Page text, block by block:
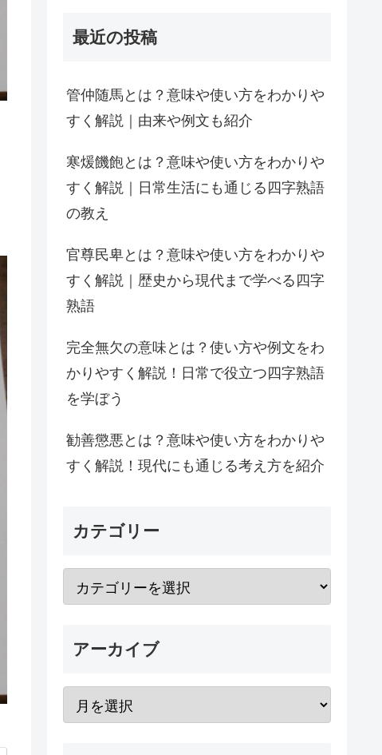
最近の投稿
管仲随馬とは？意味や使い方をわかりや
すく解説｜由来や例文も紹介
寒煖饑飽とは？意味や使い方をわかりや
すく解説｜日常生活にも通じる四字熟語
の教え
官尊民卑とは？意味や使い方をわかりや
すく解説｜歴史から現代まで学べる四字
熟語
完全無欠の意味とは？使い方や例文をわ
かりやすく解説！日常で役立つ四字熟語
を学ぼう
勧善懲悪とは？意味や使い方をわかりや
すく解説！現代にも通じる考え方を紹介
カテゴリー
アーカイブ